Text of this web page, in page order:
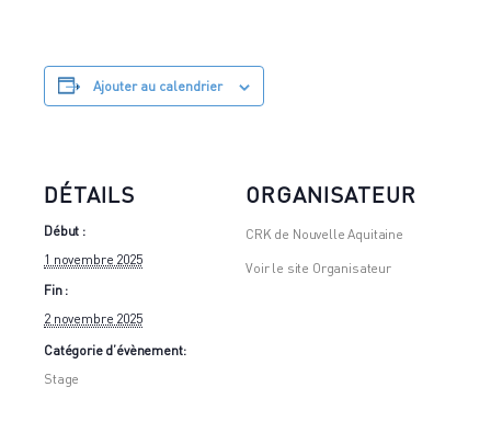
Ajouter au calendrier
DÉTAILS
Début :
1 novembre 2025
Fin :
2 novembre 2025
Catégorie d’évènement:
Stage
ORGANISATEUR
CRK de Nouvelle Aquitaine
Voir le site Organisateur